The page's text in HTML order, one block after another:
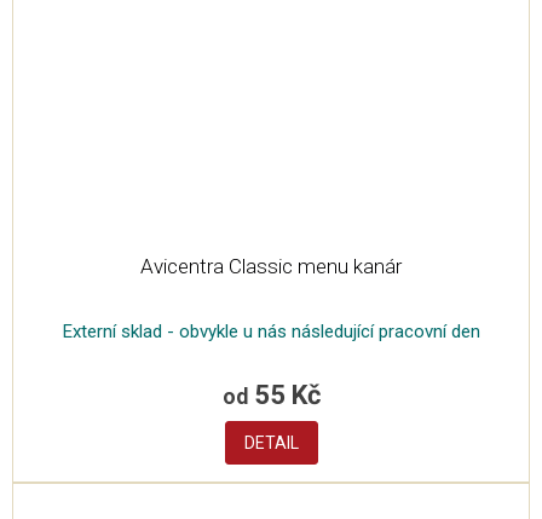
Avicentra Classic menu kanár
Externí sklad - obvykle u nás následující pracovní den
od55 Kč
DETAIL